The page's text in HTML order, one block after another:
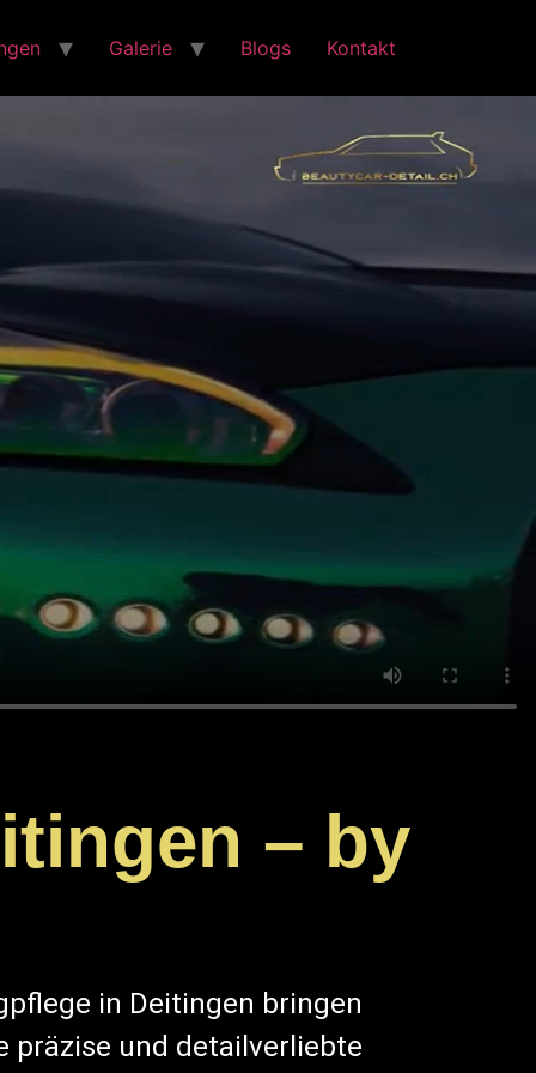
Galerie Blogs Kontakt
– by
in Deitingen bringen
präzise und detailverliebte